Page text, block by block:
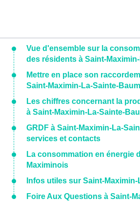
Vue d'ensemble sur la
des résidents à Saint-
Mettre en place son
Saint-Maximin-La-Sainte-
Les chiffres concernant la
à Saint-Maximin-La-Sainte-
GRDF à Saint-Maximin-La-
services et contacts
La consommation en énergie
Maximinois
Infos utiles sur Saint-
Foire Aux Questions à Saint-